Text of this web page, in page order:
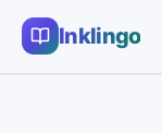
Inklingo